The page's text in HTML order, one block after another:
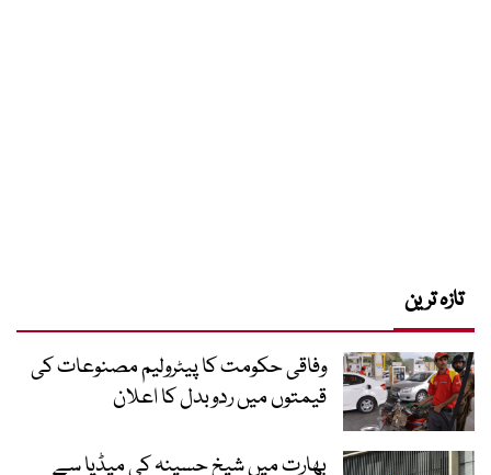
تازہ ترین
وفاقی حکومت کا پیٹرولیم مصنوعات کی
قیمتوں میں ردوبدل کا اعلان
بھارت میں شیخ حسینہ کی میڈیا سے